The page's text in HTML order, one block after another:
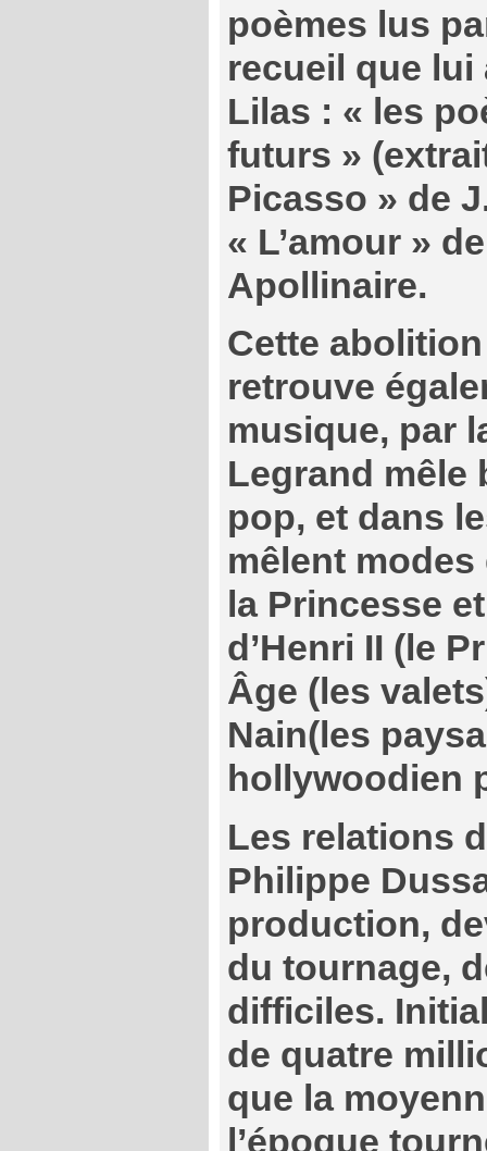
poèmes lus
recueil que lui
Lilas : « les
futurs »
Picasso » de
« L’amour »
Apollinaire.
Cette
retrouve
musique, par
Legrand mêle
pop, et dans
mêlent
la Princesse
d’Henri II (le
Âge (les
Nain(les
hollywoodien
Les relations
Philippe
production,
du tournage,
difficiles.
de quatre
que la
l’époque